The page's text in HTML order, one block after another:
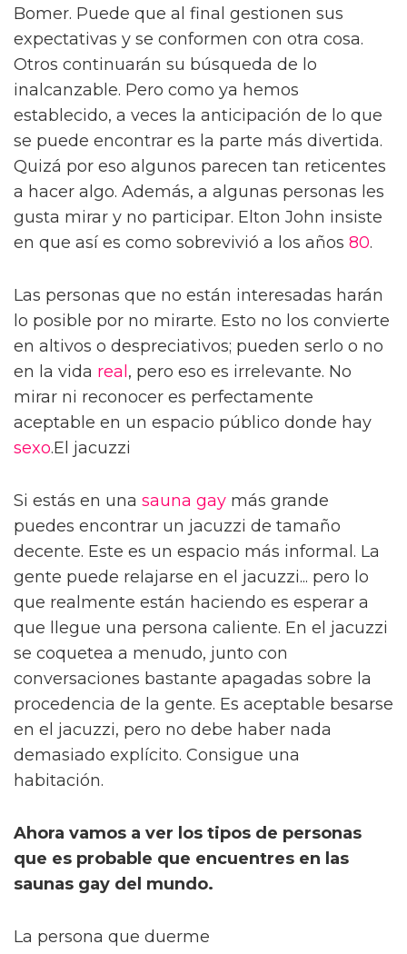
Bomer. Puede que al final gestionen sus
expectativas y se conformen con otra cosa.
Otros continuarán su búsqueda de lo
inalcanzable. Pero como ya hemos
establecido, a veces la anticipación de lo que
se puede encontrar es la parte más divertida.
Quizá por eso algunos parecen tan reticentes
a hacer algo. Además, a algunas personas les
gusta mirar y no participar. Elton John insiste
en que así es como sobrevivió a los años 80.
Las personas que no están interesadas harán
lo posible por no mirarte. Esto no los convierte
en altivos o despreciativos; pueden serlo o no
en la vida real , pero eso es irrelevante. No
mirar ni reconocer es perfectamente
aceptable en un espacio público donde hay
sexo.El jacuzzi
Si estás en una sauna gay más grande
puedes encontrar un jacuzzi de tamaño
decente. Este es un espacio más informal. La
gente puede relajarse en el jacuzzi... pero lo
que realmente están haciendo es esperar a
que llegue una persona caliente. En el jacuzzi
se coquetea a menudo, junto con
conversaciones bastante apagadas sobre la
procedencia de la gente. Es aceptable besarse
en el jacuzzi, pero no debe haber nada
demasiado explícito. Consigue una
habitación.
Ahora vamos a ver los tipos de personas
que es probable que encuentres en las
saunas gay del mundo.
La persona que duerme